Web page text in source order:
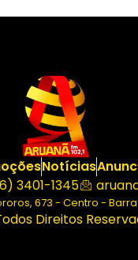
Notícias
3401-1345
673 - Centro -
Direitos